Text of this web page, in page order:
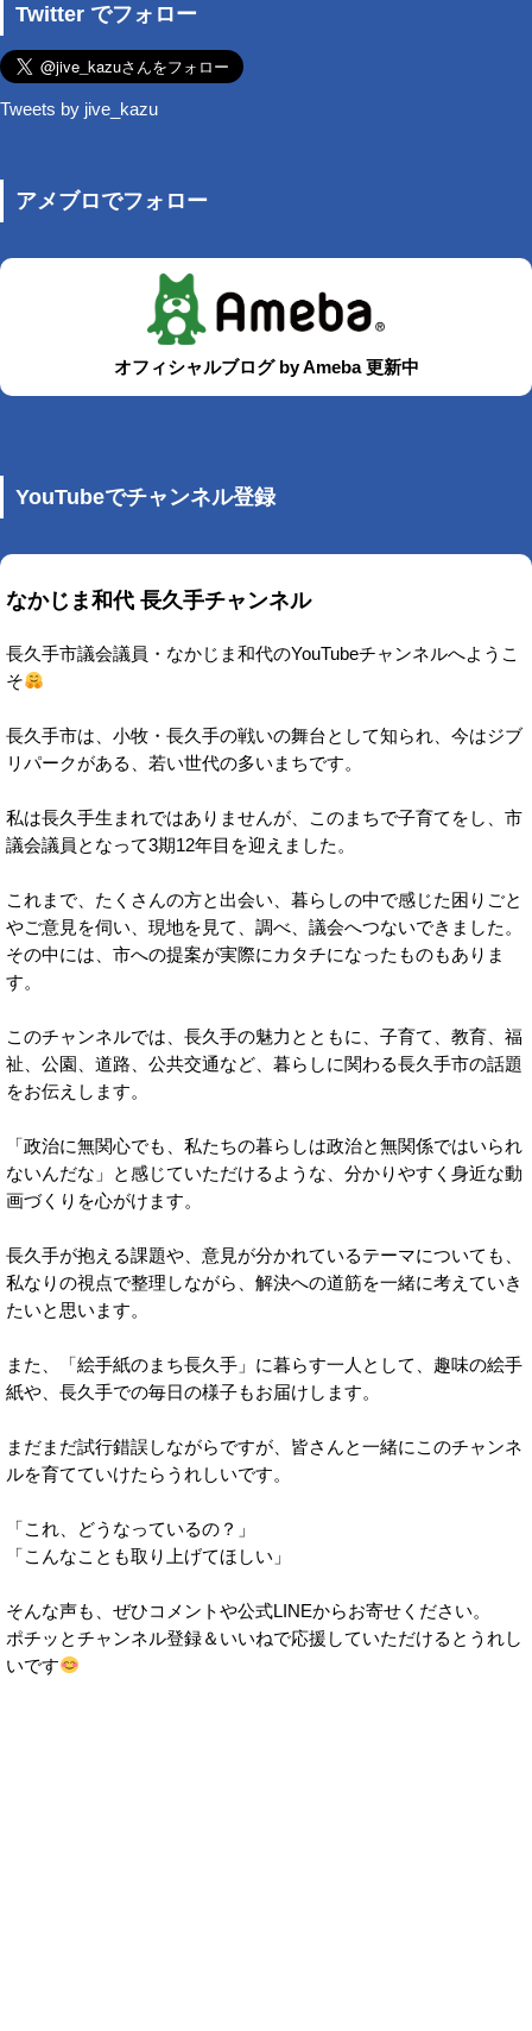
Twitter でフォロー
Tweets by jive_kazu
アメブロでフォロー
オフィシャルブログ by Ameba 更新中
YouTubeでチャンネル登録
なかじま和代 長久手チャンネル
長久手市議会議員・なかじま和代のYouTubeチャンネルへようこ
そ
長久手市は、小牧・長久手の戦いの舞台として知られ、今はジブ
リパークがある、若い世代の多いまちです。
私は長久手生まれではありませんが、このまちで子育てをし、市
議会議員となって3期12年目を迎えました。
これまで、たくさんの方と出会い、暮らしの中で感じた困りごと
やご意見を伺い、現地を見て、調べ、議会へつないできました。
その中には、市への提案が実際にカタチになったものもありま
す。
このチャンネルでは、長久手の魅力とともに、子育て、教育、福
祉、公園、道路、公共交通など、暮らしに関わる長久手市の話題
をお伝えします。
「政治に無関心でも、私たちの暮らしは政治と無関係ではいられ
ないんだな」と感じていただけるような、分かりやすく身近な動
画づくりを心がけます。
長久手が抱える課題や、意見が分かれているテーマについても、
私なりの視点で整理しながら、解決への道筋を一緒に考えていき
たいと思います。
また、「絵手紙のまち長久手」に暮らす一人として、趣味の絵手
紙や、長久手での毎日の様子もお届けします。
まだまだ試行錯誤しながらですが、皆さんと一緒にこのチャンネ
ルを育てていけたらうれしいです。
「これ、どうなっているの？」
「こんなことも取り上げてほしい」
そんな声も、ぜひコメントや公式LINEからお寄せください。
ポチッとチャンネル登録＆いいねで応援していただけるとうれし
いです